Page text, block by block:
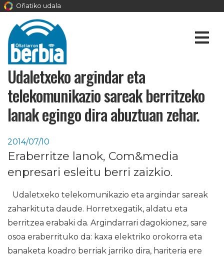
Oñatiko udala
Udaletxeko argindar eta
telekomunikazio sareak berritzeko
lanak egingo dira abuztuan zehar.
2014/07/10
Eraberritze lanok, Com&media
enpresari esleitu berri zaizkio.
Udaletxeko telekomunikazio eta argindar sareak
zaharkituta daude. Horretxegatik, aldatu eta
berritzea erabaki da. Argindarrari dagokionez, sare
osoa eraberrituko da: kaxa elektriko orokorra eta
banaketa koadro berriak jarriko dira, hariteria ere